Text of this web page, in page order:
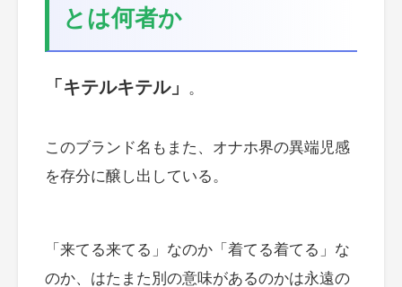
とは何者か
「キテルキテル」 。
このブランド名もまた、オナホ界の異端児感
を存分に醸し出している。
「来てる来てる」なのか「着てる着てる」な
のか、はたまた別の意味があるのかは永遠の